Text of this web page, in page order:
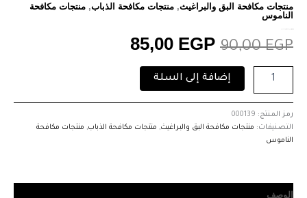
منتجات مكافحة البق والبراغيث, منتجات مكافحة الذباب, منتجات مكافحة
الناموس
90,00EGP
85,00 EGP
إضافة إلى السلة
رمز المنتج: 000139
التصنيفات: منتجات مكافحة البق والبراغيث, منتجات مكافحة الذباب, منتجات مكافحة
الناموس
الوصف